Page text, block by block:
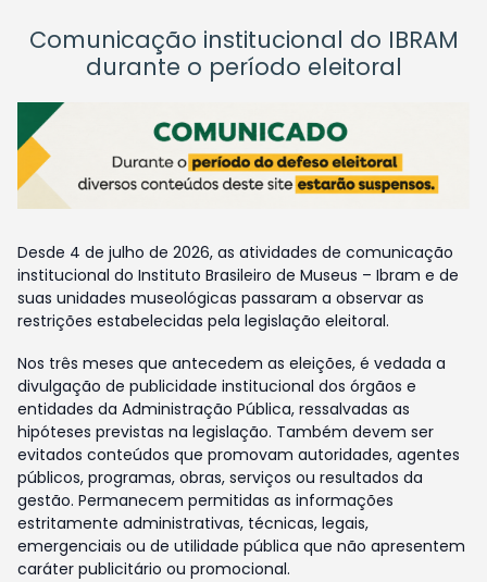
Comunicação institucional do IBRAM
durante o período eleitoral
Desde 4 de julho de 2026, as atividades de comunicação
institucional do Instituto Brasileiro de Museus – Ibram e de
suas unidades museológicas passaram a observar as
restrições estabelecidas pela legislação eleitoral.
Nos três meses que antecedem as eleições, é vedada a
divulgação de publicidade institucional dos órgãos e
entidades da Administração Pública, ressalvadas as
hipóteses previstas na legislação. Também devem ser
evitados conteúdos que promovam autoridades, agentes
públicos, programas, obras, serviços ou resultados da
gestão. Permanecem permitidas as informações
estritamente administrativas, técnicas, legais,
emergenciais ou de utilidade pública que não apresentem
caráter publicitário ou promocional.